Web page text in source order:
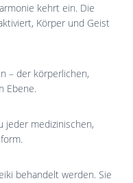
kehrt ein. Die
Körper und Geist
– der körperlichen,
Ebene.
jeder medizinischen,
behandelt werden. Sie